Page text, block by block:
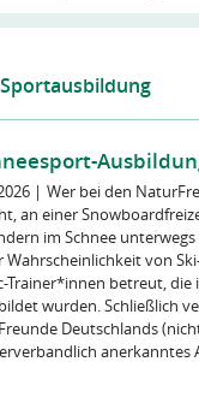
| Wer bei den
an einer
im Schnee
Wahrscheinlichkeit von
Trainer*innen betreut, die
wurden. Schließlich
Deutschlands
anerkanntes